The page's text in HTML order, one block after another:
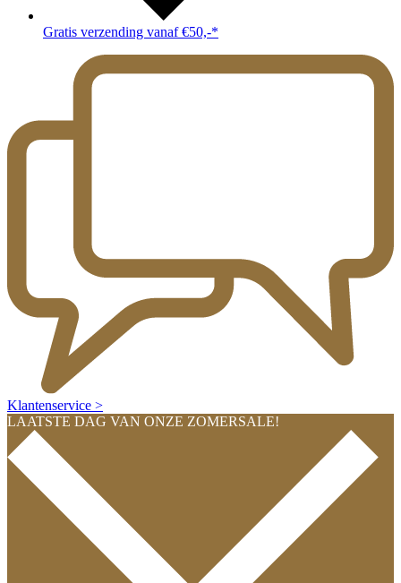
Gratis verzending vanaf €50,-*
Klantenservice >
LAATSTE DAG VAN ONZE ZOMERSALE!